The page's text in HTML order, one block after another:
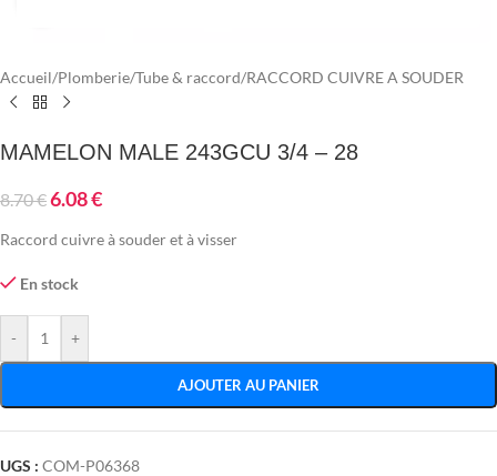
Accueil/Plomberie/Tube & raccord/RACCORD CUIVRE A SOUDER
MAMELON MALE 243GCU 3/4 – 28
8.70€6.08€
Raccord cuivre à souder et à visser
En stock
- +
AJOUTER AU PANIER
UGS : COM-P06368